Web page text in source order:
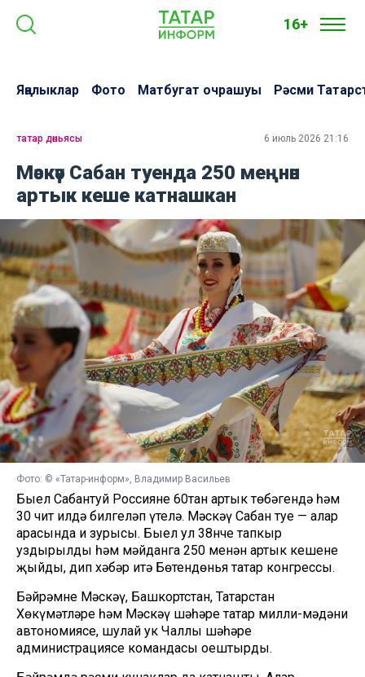
16+
Яңалыклар Фото Матбугат очрашуы Рәсми
татар дөньясы 6 июль 2026 21:16
Мәскәү Сабан туенда 250 меңнән
артык кеше катнашкан
Фото: © «Татар-информ», Владимир Васильев
Быел Сабантуй Россиянең 60тан артык төбәгендә һәм
30 чит илдә билгеләп үтелә. Мәскәү Сабан туе — алар
арасында иң зурысы. Быел ул 38нче тапкыр
уздырылды һәм мәйданга 250 меңнән артык кешене
җыйды, дип хәбәр итә Бөтендөнья татар конгрессы.
Бәйрәмне Мәскәү, Башкортстан, Татарстан
Хөкүмәтләре һәм Мәскәү шәһәре татар милли-мәдәни
автономиясе, шулай ук Чаллы шәһәре
администрациясе командасы оештырды.